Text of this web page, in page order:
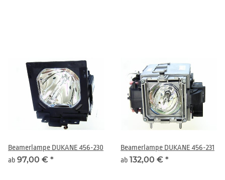
Beamerlampe DUKANE 456-230
ab 97,00 € *
Beamerlampe DUKANE 456-231
ab 132,00 € *